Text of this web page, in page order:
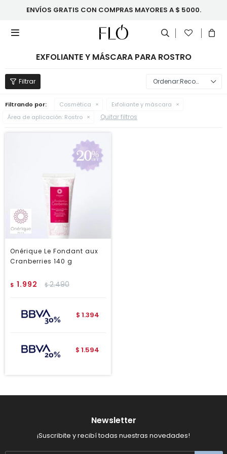
ENVÍOS GRATIS CON COMPRAS MAYORES A $ 5000.

EXFOLIANTE Y MÁSCARA PARA ROSTRO
Recomendados
Filtrando por: Cosmética
Exfoliante y máscara
Área de aplicación: Rostro Quitar filtros
Onérique Le Fondant aux
Cranberries 140 g
$ 1.992 $2.490
$ 1.394
$ 1.594
Newsletter
¡Suscribite y recibí todas nuestras novedades!